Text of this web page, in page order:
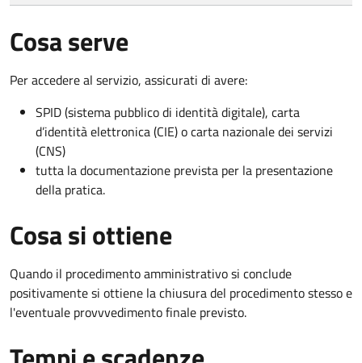
Cosa serve
Per accedere al servizio, assicurati di avere:
SPID (sistema pubblico di identità digitale), carta
d’identità elettronica (CIE) o carta nazionale dei servizi
(CNS)
tutta la documentazione prevista per la presentazione
della pratica.
Cosa si ottiene
Quando il procedimento amministrativo si conclude
positivamente si ottiene la chiusura del procedimento stesso e
l'eventuale provvvedimento finale previsto.